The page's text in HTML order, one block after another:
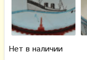
Нет в наличии